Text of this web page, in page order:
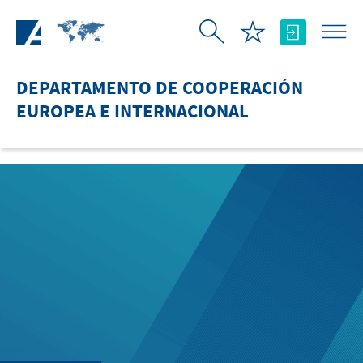
DEPARTAMENTO DE COOPERACIÓN
EUROPEA E INTERNACIONAL